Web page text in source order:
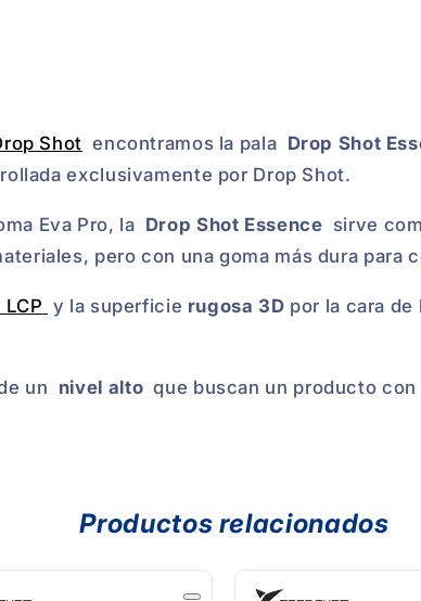
Shot encontramos la pala Drop Shot
exclusivamente por Drop Shot.
Eva Pro, la Drop Shot Essence sirve
pero con una goma más dura para
y la superficie rugosa 3D por la cara
un nivel alto que buscan un producto
Productos relacionados